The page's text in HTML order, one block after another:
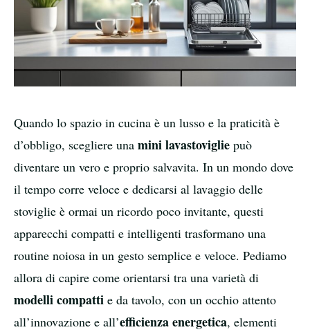
Quando lo spazio in cucina è un lusso e la praticità è
d’obbligo, scegliere una mini lavastoviglie può
diventare un vero e proprio salvavita. In un mondo dove
il tempo corre veloce e dedicarsi al lavaggio delle
stoviglie è ormai un ricordo poco invitante, questi
apparecchi compatti e intelligenti trasformano una
routine noiosa in un gesto semplice e veloce. Pediamo
allora di capire come orientarsi tra una varietà di
modelli compatti e da tavolo, con un occhio attento
all’innovazione e all’efficienza energetica, elementi